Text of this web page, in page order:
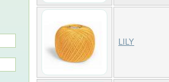
LILY